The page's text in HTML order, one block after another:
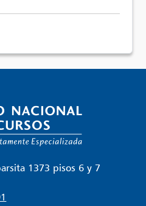
1373 pisos 6 y 7